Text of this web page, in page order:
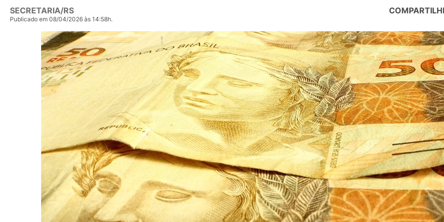
SECRETARIA/RS
Publicado em 08/04/2026 às 14:58h.